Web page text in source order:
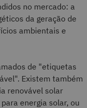
no mercado: a
da geração de
ambientais e
de "etiquetas
Existem também
renovável solar
energia solar, ou